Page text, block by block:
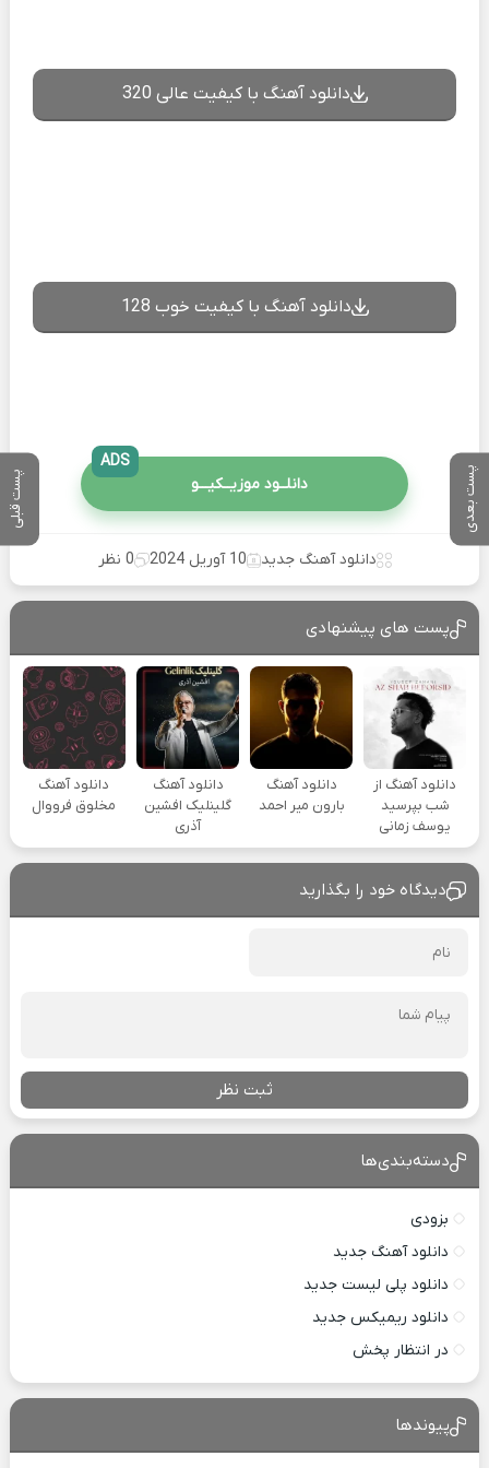
پست بعدی پست قبلی
دانلود آهنگ با کیفیت عالی 320
دانلود آهنگ با کیفیت خوب 128
دانلــود موزیــکیـــو
ADS
دانلود آهنگ جدید 10 آوریل 2024 0 نظر
پست های پیشنهادی
دانلود آهنگ از
شب بپرسید
یوسف زمانی
دانلود آهنگ
بارون میر احمد
دانلود آهنگ
گلینلیک افشین
آذری
دانلود آهنگ
مخلوق فرووال
دیدگاه خود را بگذارید
ثبت نظر
دسته‌بندی‌ها
بزودی
دانلود آهنگ جدید
دانلود پلی لیست جدید
دانلود ریمیکس جدید
در انتظار پخش
پیوندها